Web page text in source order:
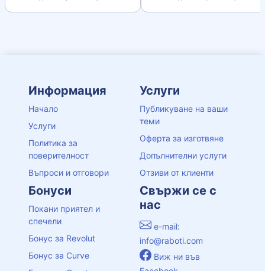
Информация
Начало
Услуги
Политика за
поверителност
Въпроси и отговори
Услуги
Публикуване на ваши
теми
Оферта за изготвяне
Допълнителни услуги
Отзиви от клиенти
Бонуси
Покани приятел и
спечели
Бонус за Revolut
Бонус за Curve
Свържи се с
нас
e-mail:
info@raboti.com
Виж ни във